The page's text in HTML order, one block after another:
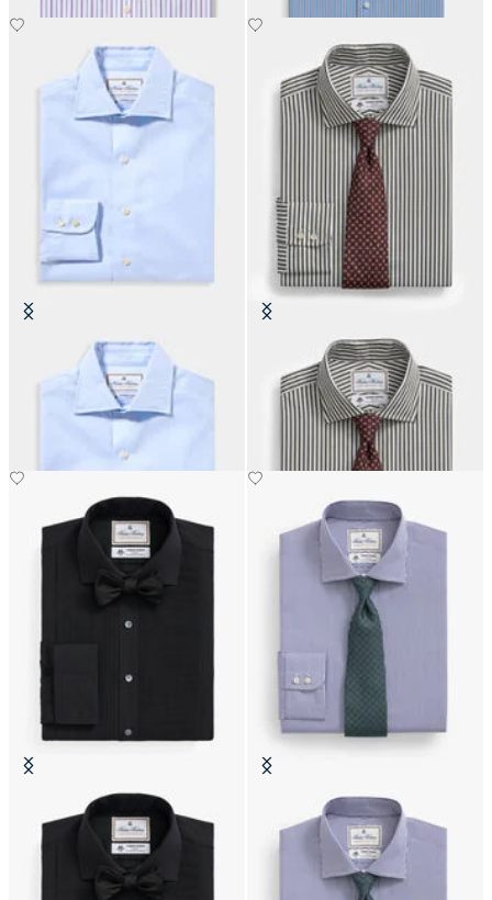
Camisa Thomas Mason Regular Fit
con Cuello English Spread
Camisa Regular Fit Thomas Mason
con Cuello English Spread
Camisa Black Brooks Brothers X
Thomas Mason Tuxedo con Cuello
English
Camisa Regular Fit Thomas Mason
con Cuello English Spread